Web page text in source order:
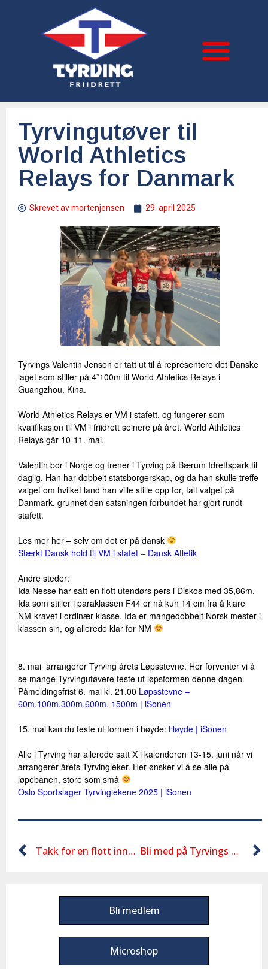
Tyrvingutøver til
World Athletics
Relays for Danmark
Skrevet avmortenjensen 29. april 2025
Tyrvings Valentin Jensen er tatt ut til å representere det Danske
laget som stiller på 4*100m til World Athletics Relays i
Guangzhou, Kina.
World Athletics Relays er VM i stafett, og fungerer som
kvalifikasjon til VM i friidrett seinere på året. World Athletics
Relays går 10-11. mai.
Valentin bor i Norge og trener i Tyrving på Bærum Idrettspark til
daglig. Han har dobbelt statsborgerskap, og da han skulle treffe
valget om hvilket land han ville stille opp for, falt valget på
Danmark, grunnet den satsningen forbundet har gjort rundt
stafett.
Les mer her – selv om det er på dansk
Stærkt Dansk hold til VM i stafet – Dansk Atletik
Andre steder:
Ida Nesse har satt en flott utendørs pers i Diskos med 35,86m.
Ida som stiller i paraklassen F44 er nå kun 14 cm fra å klare
NM-kravet i ordinær klasse. Ida er mangedobbelt Norsk mester i
klassen sin, og allerede klar for NM
8. mai arrangerer Tyrving årets Løpsstevne. Her forventer vi å
se mange Tyrvingutøvere teste ut løpsformen denne dagen.
Påmeldingsfrist 6. mai kl. 21.00 Løpsstevne –
60m,100m,300m,600m, 1500m | iSonen
15. mai kan du teste ut formen i høyde: Høyde | iSonen
Alle i Tyrving har allerede satt X i kalenderen 13-15. juni når vi
arrangerer årets Tyrvingleker. Her ønsker vi å se alle på
løpebanen, store som små
Oslo Sportslager Tyrvinglekene 2025 | iSonen
Takk for en flott innendørs sesongen – vi ses ute på stadion etter påske Bli med på Tyrvings Landslagets Friidrettsskole i sommer
Bli medlem
Microshop